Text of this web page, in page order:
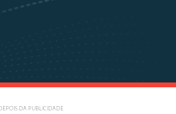
DA PUBLICIDADE